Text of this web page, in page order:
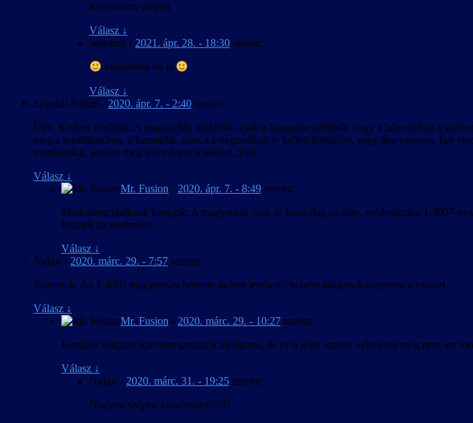
Köszönöm szépen.
Válasz ↓
hegepeti - 2021. ápr. 28. - 18:30 szerint:
köszönöm én is
Válasz ↓
Légrádi Zoltán - 2020. ápr. 7. - 2:40 szerint:
Üdv. Kedves fordítók. A magyarítás működik, csak a hangosbeszélőből, vagy a laborokban a
meg a továbbiakban, a harmadik, azaz a c végződésűt le kellett törölnöm, vagy átneveznem. Így
munkátokat, jobban meg lehet érteni a játékot. Zoli.
Válasz ↓
Mr. Fusion - 2020. ápr. 7. - 8:49 szerint:
Módosított játéknak hangzik. A magyarítás csak és kizárólag az alap, módosítatlan
lesznek az eredmény.
Válasz ↓
Nyigu - 2020. márc. 29. - 7:57 szerint:
Sziasztok. Az 1.4002 magyaritást honnan tudom letolteni?Itt nem találom.Koszonom a valaszt
Válasz ↓
Mr. Fusion - 2020. márc. 29. - 10:27 szerint:
Korábbi változatokat nem szoktunk tárolgatni, de ez a jelek szerint véletlenül még nem lett
Válasz ↓
Nyigu - 2020. márc. 31. - 19:25 szerint:
Nagyon szépen köszönöm!!!!!!!